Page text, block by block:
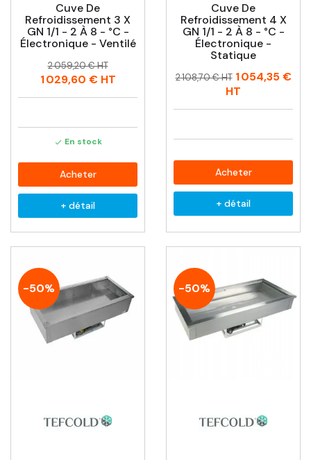
Cuve De
Refroidissement 3 X
GN 1/1 - 2 À 8 - °C -
Électronique - Ventilé
Prix
Prix
habituel
2 059,20 € HT
1 029,60 €HT
 En stock
Acheter
+ détail
Cuve De
Refroidissement 4 X
GN 1/1 - 2 À 8 - °C -
Électronique -
Statique
Prix
Prix
2 108,70 € HT 1 054,35 €
HT
Acheter
+ détail
-50% -50%